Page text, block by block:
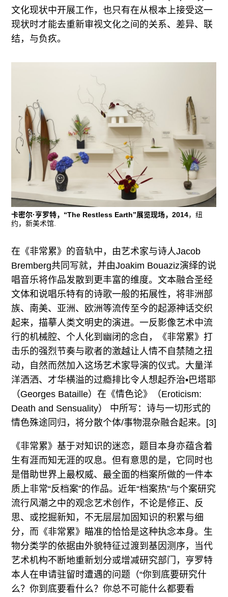
文化现状中开展工作，也只有在从根本上接受这一
现状时才能去重新审视文化之间的关系、差异、联
结，与负疚。
卡密尔·亨罗特，“The Restless Earth”展览现场，2014，纽
约，新美术馆.
在《非常累》的音轨中，由艺术家与诗人Jacob
Bremberg共同写就，并由Joakim Bouaziz演绎的说
唱音乐将作品发散到更丰富的维度。文本融合圣经
文体和说唱乐特有的诗歌一般的拓展性，将非洲部
族、南美、亚洲、欧洲等流传至今的起源神话交织
起来，描摹人类文明史的演进。一反影像艺术中流
行的机械腔、个人化到幽闭的念白，《非常累》打
击乐的强烈节奏与歌者的激越让人情不自禁随之扭
动，自然而然加入这场艺术家导演的仪式。大量洋
洋洒洒、才华横溢的过瘾排比令人想起乔治•巴塔耶
（Georges Bataille）在《情色论》（Eroticism:
Death and Sensuality） 中所写：诗与一切形式的
情色殊途同归，将分散个体/事物混杂融合起来。[3]
《非常累》基于对知识的迷恋，题目本身亦蕴含着
生有涯而知无涯的叹息。但有意思的是，它同时也
是借助世界上最权威、最全面的档案所做的一件本
质上非常“反档案”的作品。近年“档案热”与个案研究
流行风潮之中的观念艺术创作，不论是修正、反
思、或挖掘新知，不无层层加固知识的积累与细
分，而《非常累》瞄准的恰恰是这种执念本身。生
物分类学的依据由外貌特征过渡到基因测序，当代
艺术机构不断地重新划分或增减研究部门，亨罗特
本人在申请驻留时遭遇的问题（“你到底要研究什
么？你到底要看什么？你总不可能什么都要看